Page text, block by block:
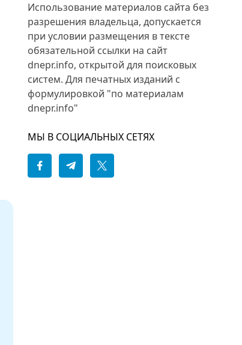
Использование материалов сайта без
разрешения владельца, допускается
при условии размещения в тексте
обязательной ссылки на сайт
dnepr.info, открытой для поисковых
систем. Для печатных изданий с
формулировкой "по материалам
dnepr.info"
МЫ В СОЦИАЛЬНЫХ СЕТЯХ